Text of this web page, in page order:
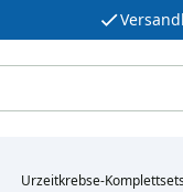
Urzeitkrebse-